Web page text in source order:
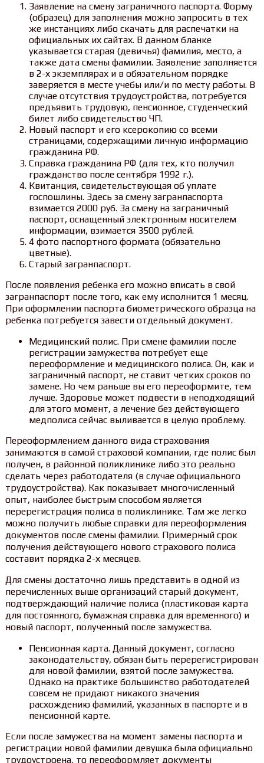
Заявление на смену заграничного паспорта. Форму
(образец) для заполнения можно запросить в тех
же инстанциях либо скачать для распечатки на
официальных их сайтах. В данном бланке
указывается старая (девичья) фамилия, место, а
также дата смены фамилии. Заявление заполняется
в 2-х экземплярах и в обязательном порядке
заверяется в месте учебы или/и по месту работы. В
случае отсутствия трудоустройства, потребуется
предъявить трудовую, пенсионное, студенческий
билет либо свидетельство ЧП.
Новый паспорт и его ксерокопию со всеми
страницами, содержащими личную информацию
гражданина РФ.
Справка гражданина РФ (для тех, кто получил
гражданство после сентября 1992 г.).
Квитанция, свидетельствующая об уплате
госпошлины. Здесь за смену загранпаспорта
взимается 2000 руб. За смену на заграничный
паспорт, оснащенный электронным носителем
информации, взимается 3500 рублей.
4 фото паспортного формата (обязательно
цветные).
Старый загранпаспорт.
После появления ребенка его можно вписать в свой
загранпаспорт после того, как ему исполнится 1 месяц.
При оформлении паспорта биометрического образца на
ребенка потребуется завести отдельный документ.
Медицинский полис. При смене фамилии после
регистрации замужества потребует еще
переоформление и медицинского полиса. Он, как и
заграничный паспорт, не ставит четких сроков по
замене. Но чем раньше вы его переоформите, тем
лучше. Здоровье может подвести в неподходящий
для этого момент, а лечение без действующего
медполиса сейчас выливается в целую проблему.
Переоформлением данного вида страхования
занимаются в самой страховой компании, где полис был
получен, в районной поликлинике либо это реально
сделать через работодателя (в случае официального
трудоустройства). Как показывает многочисленный
опыт, наиболее быстрым способом является
перерегистрация полиса в поликлинике. Там же легко
можно получить любые справки для переоформления
документов после смены фамилии. Примерный срок
получения действующего нового страхового полиса
составит порядка 2-х месяцев.
Для смены достаточно лишь представить в одной из
перечисленных выше организаций старый документ,
подтверждающий наличие полиса (пластиковая карта
для постоянного, бумажная справка для временного) и
новый паспорт, полученный после замужества.
Пенсионная карта. Данный документ, согласно
законодательству, обязан быть перерегистрирован
для новой фамилии, взятой после замужества.
Однако на практике большинство работодателей
совсем не придают никакого значения
расхождению фамилий, указанных в паспорте и в
пенсионной карте.
Если после замужества на момент замены паспорта и
регистрации новой фамилии девушка была официально
трудоустроена, то переоформляет документы